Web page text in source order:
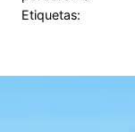
Etiquetas: